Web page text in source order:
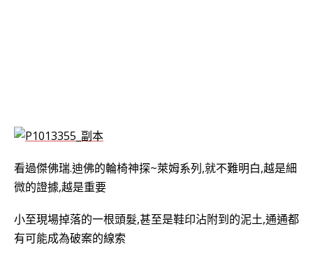
看過傑佛瑞.迪佛的輪椅神探~萊姆系列,就不難明白,越是細
微的證據,越是重要
小至現場掉落的一根頭髮,甚至是鞋印沾附到的泥土,通通都
有可能成為破案的線索